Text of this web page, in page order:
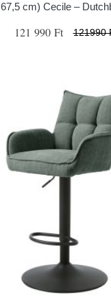
67,5 cm) Cecile –
121 990 Ft 121990